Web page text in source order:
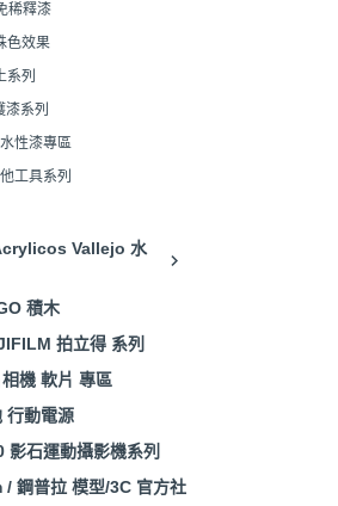
稀釋漆
色效果
系列
漆系列
性漆專區
工具系列
Vallejo 水
積木
拍立得 系列
機 軟片 專區
行動電源
影石運動攝影機系列
/ 鋼普拉 模型/3C 官方社